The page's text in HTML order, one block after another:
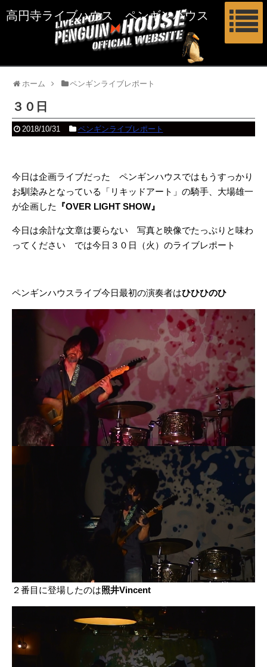
高円寺ライブハウス ペンギンハウス
ホーム ペンギンライブレポート
３０日
2018/10/31 ペンギンライブレポート
今日は企画ライブだった ペンギンハウスではもうすっかり
お馴染みとなっている「リキッドアート」の騎手、大場雄一
が企画した
『OVER LIGHT SHOW』
今日は余計な文章は要らない 写真と映像でたっぷりと味わ
ってください では今日３０日（火）のライブレポート
ペンギンハウスライブ今日最初の演奏者はひひひのひ
２番目に登場したのは照井Vincent